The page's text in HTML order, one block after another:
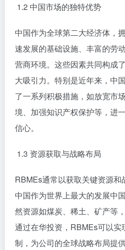
1.2 中国市场的独特优势
中国作为全球第二大经济体，
速发展的基础设施、丰富的劳
营商环境。这些因素共同构成
大吸引力。特别是近年来，中
了一系列积极措施，如放宽市
境、加强知识产权保护等，进
信心。
1.3 资源获取与战略布局
RBMEs通常以获取关键资源
中国作为世界上最大的发展中
然资源如煤炭、稀土、矿产等
通过在华投资，RBMEs可以
制，为公司的全球战略布局提供